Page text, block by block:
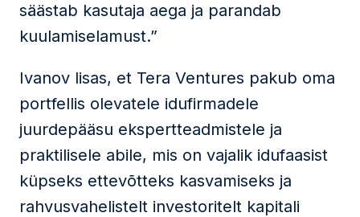
säästab kasutaja aega ja parandab
kuulamiselamust.”
Ivanov lisas, et Tera Ventures pakub oma
portfellis olevatele idufirmadele
juurdepääsu ekspertteadmistele ja
praktilisele abile, mis on vajalik idufaasist
küpseks ettevõtteks kasvamiseks ja
rahvusvahelistelt investoritelt kapitali